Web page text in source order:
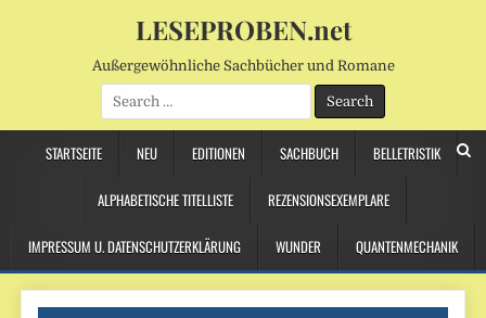
LESEPROBEN.net
Außergewöhnliche Sachbücher und Romane
Search
for:
STARTSEITE NEU EDITIONEN SACHBUCH BELLETRISTIK
ALPHABETISCHE TITELLISTE REZENSIONSEXEMPLARE
IMPRESSUM U. DATENSCHUTZERKLÄRUNG WUNDER QUANTENMECHANIK